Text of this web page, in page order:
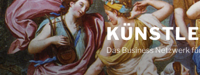
Zum
Inhalt
springen
Das Business Netzwerk